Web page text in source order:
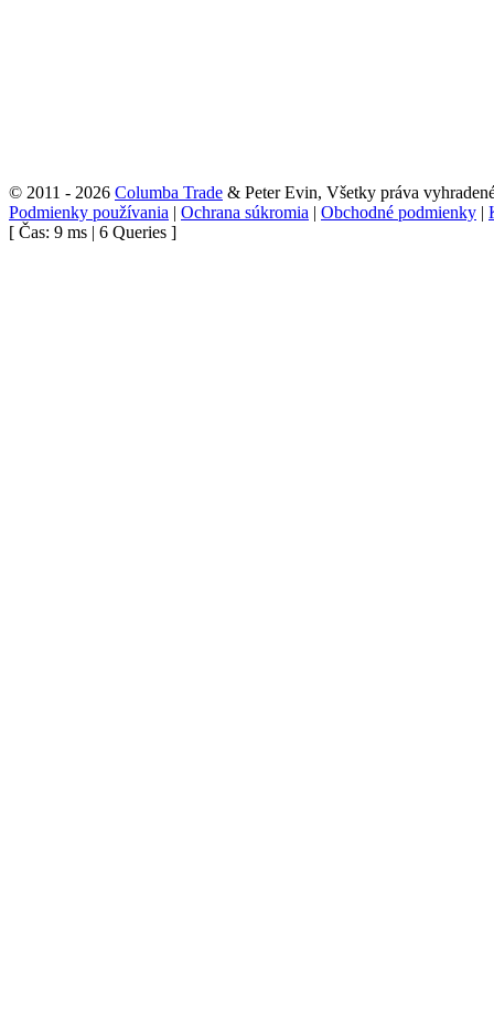
© 2011 - 2026 Columba Trade & Peter Evin, Všetky práva
Podmienky používania | Ochrana súkromia | Obchodné podmienky |
[ Čas: 9 ms | 6 Queries ]